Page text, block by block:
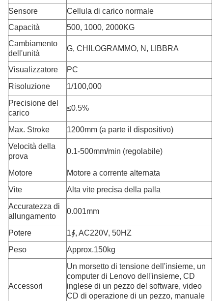
Sensore
Cellula di carico normale
Capacità
500, 1000, 2000KG
Cambiamento
dell'unità
G, CHILOGRAMMO, N, LIBBRA
Visualizzatore
PC
Risoluzione
1/100,000
Precisione del
carico
≤0.5%
Max. Stroke
1200mm (a parte il dispositivo)
Velocità della
prova
0.1-500mm/min (regolabile)
Motore
Motore a corrente alternata
Vite
Alta vite precisa della palla
Accuratezza di
allungamento
0.001mm
Potere
1∮, AC220V, 50HZ
Peso
Approx.150kg
Accessori
Un morsetto di tensione dell'insieme, un
computer di Lenovo dell'insieme, CD
inglese di un pezzo del software, video
CD di operazione di un pezzo, manuale